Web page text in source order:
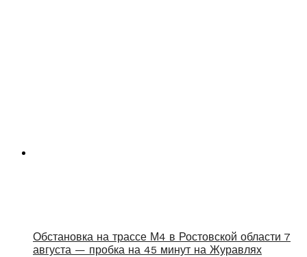
Обстановка на трассе М4 в Ростовской области 7
августа — пробка на 45 минут на Журавлях